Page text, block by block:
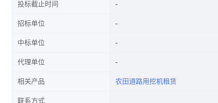
投标截止时间
招标单位
中标单位
代理单位
相关产品 农田道路用挖机租赁
联系方式